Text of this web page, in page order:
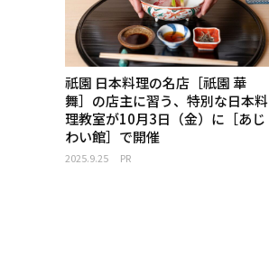
祇園 日本料理の名店［祇園 華
舞］の店主に習う、特別な日本料
理教室が10月3日（金）に［あじ
わい館］で開催
2025.9.25 PR